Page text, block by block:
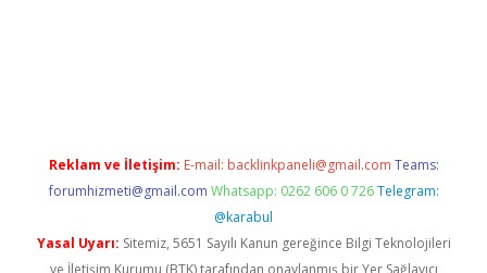
Reklam ve İletişim: E-mail: backlinkpaneli@gmail.com Teams:
forumhizmeti@gmail.com Whatsapp: 0262 606 0 726 Telegram:
@karabul
Yasal Uyarı: Sitemiz, 5651 Sayılı Kanun gereğince Bilgi Teknolojileri
ve İletişim Kurumu (BTK) tarafından onaylanmış bir Yer Sağlayıcı